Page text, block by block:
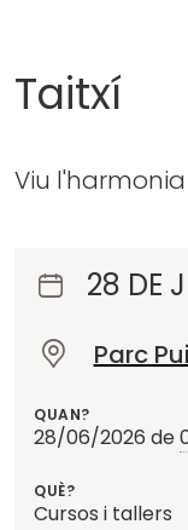
Taitxí
Viu
28 DE
O
?
Parc
QUAN?
28/06/2026 de
QUÈ?
Cursos i tallers